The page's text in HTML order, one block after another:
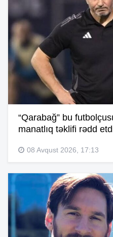
“Qarabağ” bu
manatlıq təklifi rədd
08 Avqust 2026, 17:13